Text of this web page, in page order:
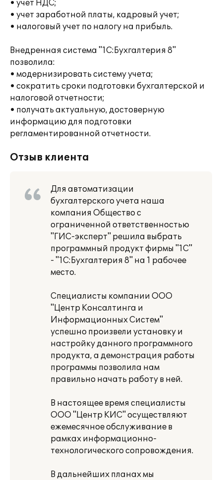
• учет НДС;
• учет заработной платы, кадровый учет;
• налоговый учет по налогу на прибыль.
Внедренная система "1С:Бухгалтерия 8"
позволила:
• модернизировать систему учета;
• сократить сроки подготовки бухгалтерской и
налоговой отчетности;
• получать актуальную, достоверную
информацию для подготовки
регламентированной отчетности.
Отзыв клиента
Для автоматизации
бухгалтерского учета наша
компания Общество с
ограниченной ответственностью
"ГИС-эксперт" решила выбрать
программный продукт фирмы "1С"
- "1С:Бухгалтерия 8" на 1 рабочее
место.
Специалисты компании ООО
"Центр Консалтинга и
Информационных Систем"
успешно произвели установку и
настройку данного программного
продукта, а демонстрация работы
программы позволила нам
правильно начать работу в ней.
В настоящее время специалисты
ООО "Центр КИС" осуществляют
ежемесячное обслуживание в
рамках информационно-
технологического сопровождения.
В дальнейших планах мы